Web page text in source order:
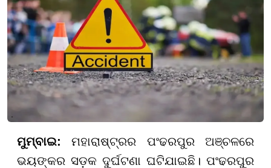
ମୁମ୍ବାଇ:ମହାରାଷ୍ଟ୍ରର ପଂଢରପୁର ଅଞ୍ଚଳରେ
ଭୟଙ୍କର ସଡ଼କ ଦୁର୍ଘଟଣା ଘଟିଯାଇଛି। ପଂଢରପୁର